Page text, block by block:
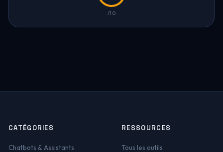
/10
CATÉGORIES
Chatbots & Assistants
RESSOURCES
Tous les outils